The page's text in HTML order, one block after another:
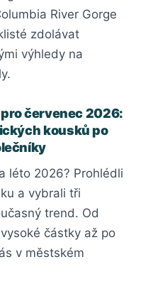
River Gorge
zdolávat
výhledy na
červenec 2026:
kousků po
léto 2026? Prohlédli
a vybrali tři
trend. Od
částky až po
v městském